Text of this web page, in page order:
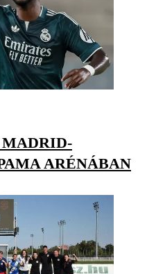
ARÉNÁBAN